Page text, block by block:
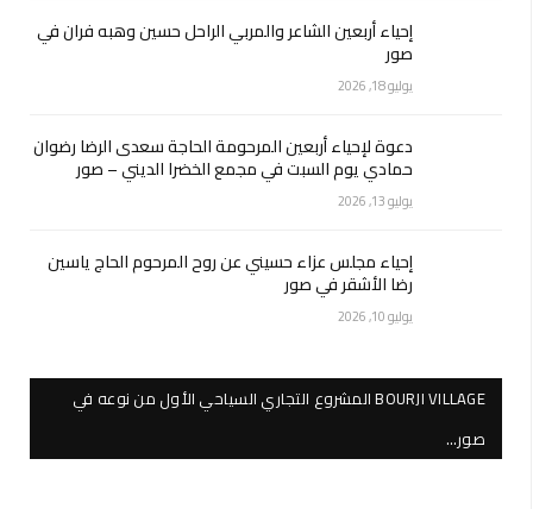
إحياء أربعين الشاعر والمربي الراحل حسين وهبه فران في
صور
يوليو 18, 2026
دعوة لإحياء أربعين المرحومة الحاجة سعدى الرضا رضوان
حمادي يوم السبت في مجمع الخضرا الديني – صور
يوليو 13, 2026
إحياء مجلس عزاء حسيني عن روح المرحوم الحاج ياسين
رضا الأشقر في صور
يوليو 10, 2026
BOURJI VILLAGE المشروع التجاري السياحي الأول من نوعه في
صور…